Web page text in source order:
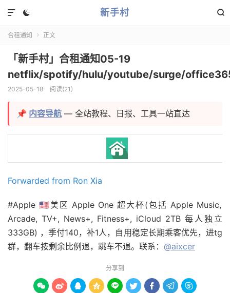
新手村 


合租通知  正文
「新手村」合租通知05-19
netflix/spotify/hulu/youtube/surge/
2025-05-18 阅读(21 )
📌 内容导航 — 全站教程、日报、工具一站直达
Forwarded from Ron Xia
#Apple 🇺🇸美区 Apple One 超大杯(包括 Apple Music,
Arcade, TV+, News+, Fitness+, iCloud 2TB 每人独立
333GB) ，季付140，补1人，自用稳定长期乘客优先，进tg
群，翻车按剩余比例退，跳车不退。联系： @aixcer
分享到
        